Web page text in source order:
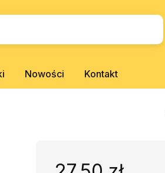
Nowości Kontakt